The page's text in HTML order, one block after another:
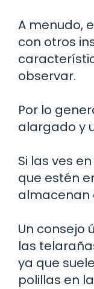
A menudo,
con otros
observar.
Por lo
alargado y
Si las ves
que estén
almacenan
Un consejo
las
ya que
polillas en